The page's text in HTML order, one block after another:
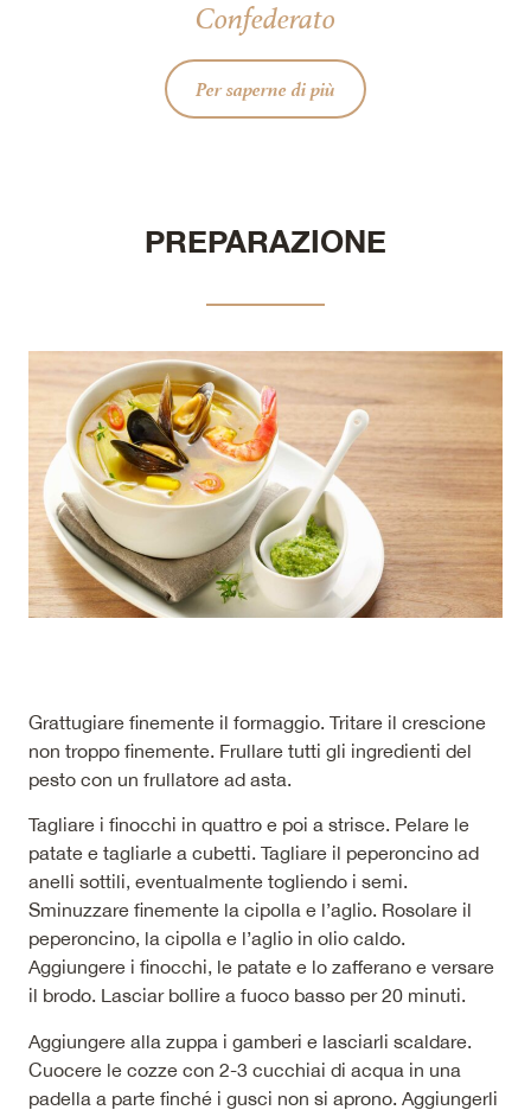
Confederato
Per saperne di più
PREPARAZIONE
Grattugiare finemente il formaggio. Tritare il crescione
non troppo finemente. Frullare tutti gli ingredienti del
pesto con un frullatore ad asta.
Tagliare i finocchi in quattro e poi a strisce. Pelare le
patate e tagliarle a cubetti. Tagliare il peperoncino ad
anelli sottili, eventualmente togliendo i semi.
Sminuzzare finemente la cipolla e l’aglio. Rosolare il
peperoncino, la cipolla e l’aglio in olio caldo.
Aggiungere i finocchi, le patate e lo zafferano e versare
il brodo. Lasciar bollire a fuoco basso per 20 minuti.
Aggiungere alla zuppa i gamberi e lasciarli scaldare.
Cuocere le cozze con 2-3 cucchiai di acqua in una
padella a parte finché i gusci non si aprono. Aggiungerli